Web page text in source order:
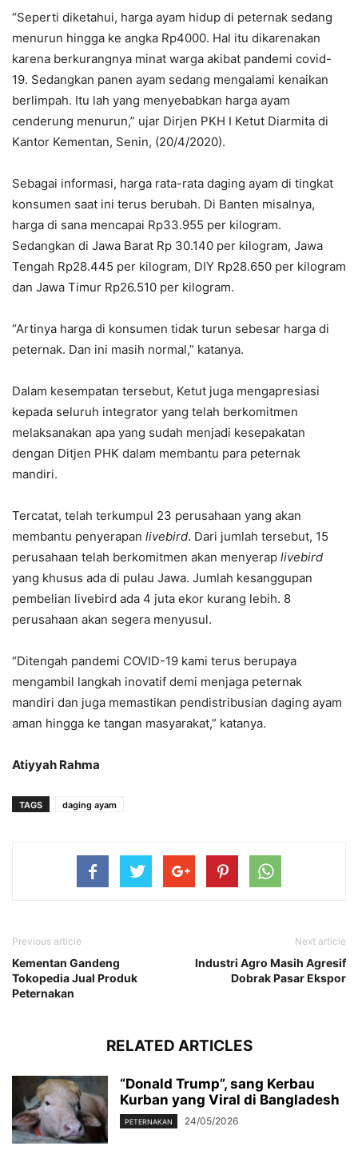
“Seperti diketahui, harga ayam hidup di peternak sedang
menurun hingga ke angka Rp4000. Hal itu dikarenakan
karena berkurangnya minat warga akibat pandemi covid-
19. Sedangkan panen ayam sedang mengalami kenaikan
berlimpah. Itu lah yang menyebabkan harga ayam
cenderung menurun,” ujar Dirjen PKH I Ketut Diarmita di
Kantor Kementan, Senin, (20/4/2020).
Sebagai informasi, harga rata-rata daging ayam di tingkat
konsumen saat ini terus berubah. Di Banten misalnya,
harga di sana mencapai Rp33.955 per kilogram.
Sedangkan di Jawa Barat Rp 30.140 per kilogram, Jawa
Tengah Rp28.445 per kilogram, DIY Rp28.650 per kilogram
dan Jawa Timur Rp26.510 per kilogram.
“Artinya harga di konsumen tidak turun sebesar harga di
peternak. Dan ini masih normal,” katanya.
Dalam kesempatan tersebut, Ketut juga mengapresiasi
kepada seluruh integrator yang telah berkomitmen
melaksanakan apa yang sudah menjadi kesepakatan
dengan Ditjen PHK dalam membantu para peternak
mandiri.
Tercatat, telah terkumpul 23 perusahaan yang akan
membantu penyerapan livebird. Dari jumlah tersebut, 15
perusahaan telah berkomitmen akan menyerap livebird
yang khusus ada di pulau Jawa. Jumlah kesanggupan
pembelian livebird ada 4 juta ekor kurang lebih. 8
perusahaan akan segera menyusul.
“Ditengah pandemi COVID-19 kami terus berupaya
mengambil langkah inovatif demi menjaga peternak
mandiri dan juga memastikan pendistribusian daging ayam
aman hingga ke tangan masyarakat,” katanya.
Atiyyah Rahma
TAGS daging ayam
Previous article
Kementan Gandeng
Tokopedia Jual Produk
Peternakan
Next article
Industri Agro Masih Agresif
Dobrak Pasar Ekspor
RELATED ARTICLES
“Donald Trump”, sang Kerbau
Kurban yang Viral di Bangladesh
PETERNAKAN 24/05/2026